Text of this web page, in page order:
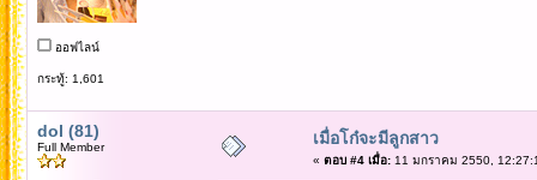
ออฟไลน์
กระทู้: 1,601
dol (81)
Full Member เมื่อโก๋จะมีลูกสาว
« ตอบ #4 เมื่อ:11 มกราคม 2550,